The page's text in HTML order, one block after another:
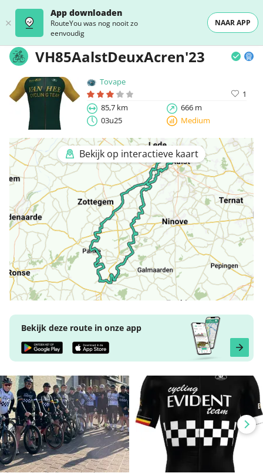
App downloaden
RouteYou was nog nooit zo
eenvoudig
NAAR APP
VH85AalstDeuxAcren'23
Tovape
1
85,7 km
666 m
03u25
Medium
Bekijk op interactieve kaart
Bekijk deze route in onze app